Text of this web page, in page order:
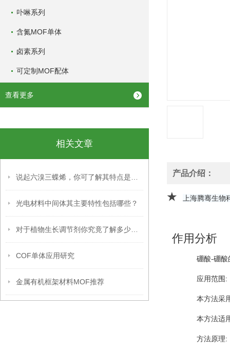
卟啉系列
含氮MOF单体
卤素系列
可定制MOF配体
查看更多
相关文章
光电材料中间体其主要特性包括哪些？
COF单体应用研究
金属有机框架材料MOF推荐
产品介绍：
★ 上海腾骞生物
作用分析
硼酸-硼酸
应用范围:
本方法采
本方法适
方法原理: